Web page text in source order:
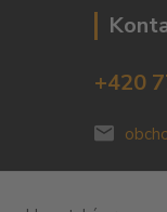
+420